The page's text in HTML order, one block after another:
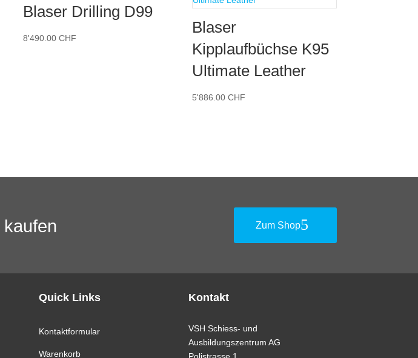
Blaser Drilling D99
8'490.00CHF
Blaser
Kipplaufbüchse K95
Ultimate Leather
5'886.00CHF
kaufen Zum Shop
Quick Links
Kontaktformular
Warenkorb
Kontakt
VSH Schiess- und
Ausbildungszentrum AG
Polistrasse 1